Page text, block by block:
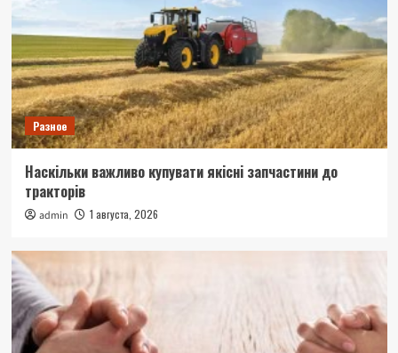
Разное
Наскільки важливо купувати якісні запчастини до
тракторів
admin 1 августа, 2026